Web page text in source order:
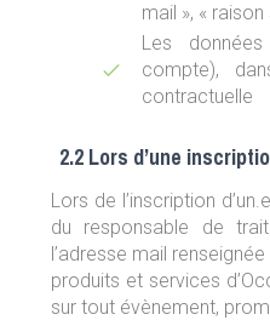
mail », «
Les
compte),
contractuelle
2.2 Lors d’une
Lors de l’inscription
du responsable de
l’adresse mail
produits et services
sur tout évènement,